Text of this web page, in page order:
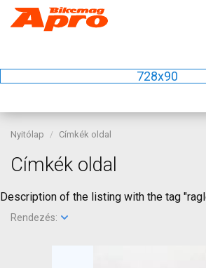
728x90
Nyitólap Címkék oldal
Címkék oldal
Description of the listing with the tag
Rendezés: